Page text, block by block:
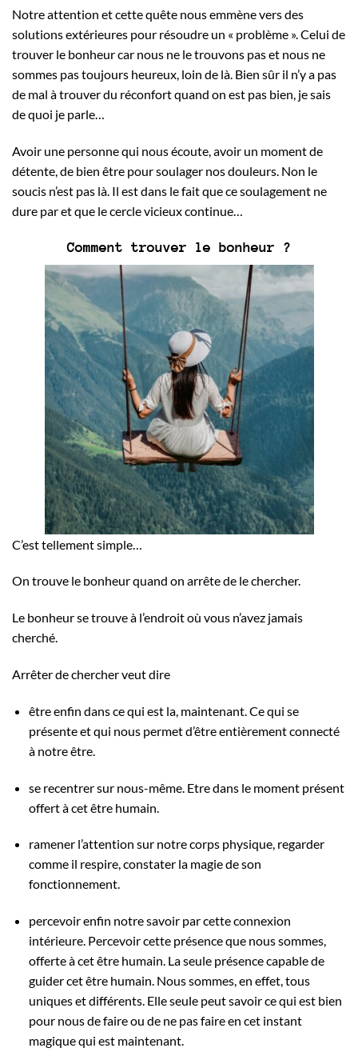
Notre attention et cette quête nous emmène vers des
solutions extérieures pour résoudre un « problème ». Celui de
trouver le bonheur car nous ne le trouvons pas et nous ne
sommes pas toujours heureux, loin de là. Bien sûr il n’y a pas
de mal à trouver du réconfort quand on est pas bien, je sais
de quoi je parle…
Avoir une personne qui nous écoute, avoir un moment de
détente, de bien être pour soulager nos douleurs. Non le
soucis n’est pas là. Il est dans le fait que ce soulagement ne
dure par et que le cercle vicieux continue…
Comment trouver le bonheur ?
C’est tellement simple…
On trouve le bonheur quand on arrête de le chercher.
Le bonheur se trouve à l’endroit où vous n’avez jamais
cherché.
Arrêter de chercher veut dire
être enfin dans ce qui est la, maintenant. Ce qui se
présente et qui nous permet d’être entièrement connecté
à notre être.
se recentrer sur nous-même. Etre dans le moment présent
offert à cet être humain.
ramener l’attention sur notre corps physique, regarder
comme il respire, constater la magie de son
fonctionnement.
percevoir enfin notre savoir par cette connexion
intérieure. Percevoir cette présence que nous sommes,
offerte à cet être humain. La seule présence capable de
guider cet être humain. Nous sommes, en effet, tous
uniques et différents. Elle seule peut savoir ce qui est bien
pour nous de faire ou de ne pas faire en cet instant
magique qui est maintenant.